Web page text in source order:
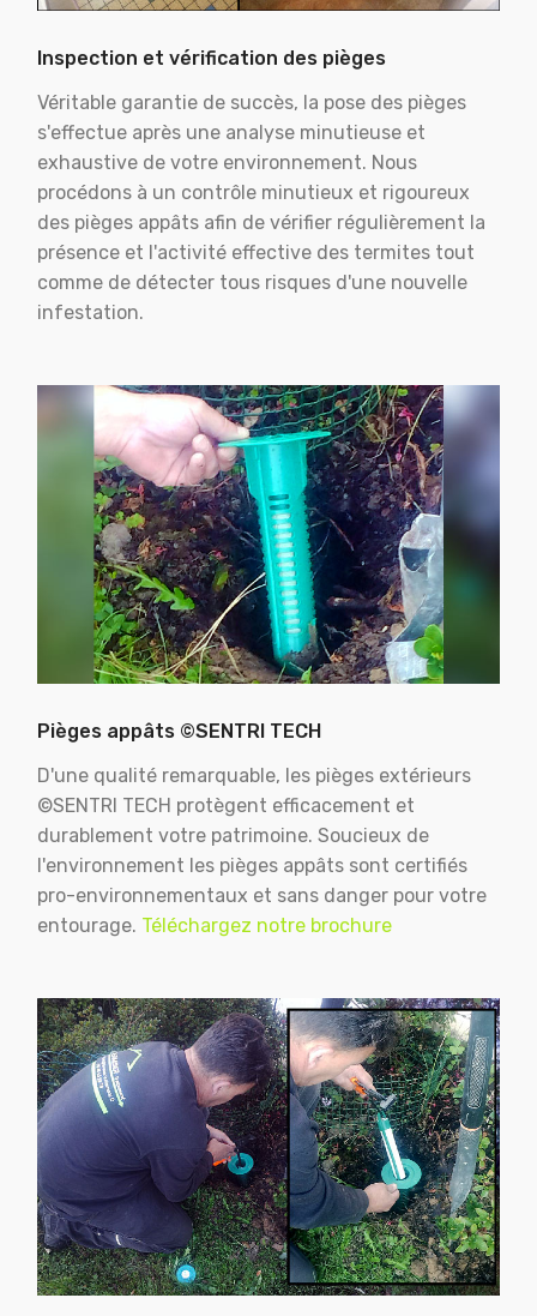
Inspection et vérification des pièges
Véritable garantie de succès, la pose des pièges
s'effectue après une analyse minutieuse et
exhaustive de votre environnement. Nous
procédons à un contrôle minutieux et rigoureux
des pièges appâts afin de vérifier régulièrement la
présence et l'activité effective des termites tout
comme de détecter tous risques d'une nouvelle
infestation.
Pièges appâts ©SENTRI TECH
D'une qualité remarquable, les pièges extérieurs
©SENTRI TECH protègent efficacement et
durablement votre patrimoine. Soucieux de
l'environnement les pièges appâts sont certifiés
pro-environnementaux et sans danger pour votre
entourage. Téléchargez notre brochure